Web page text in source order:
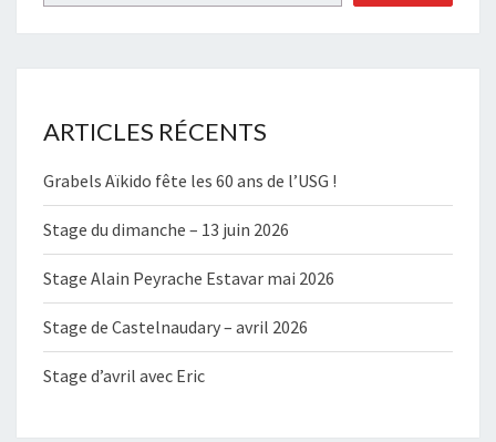
ARTICLES RÉCENTS
Grabels Aïkido fête les 60 ans de l’USG !
Stage du dimanche – 13 juin 2026
Stage Alain Peyrache Estavar mai 2026
Stage de Castelnaudary – avril 2026
Stage d’avril avec Eric